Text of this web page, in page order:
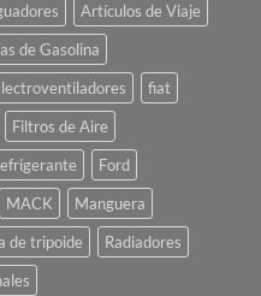
Artículos de Viaje
de Gasolina
fiat
Filtros de Aire
Ford
MACK
Manguera
de tripoide
Radiadores